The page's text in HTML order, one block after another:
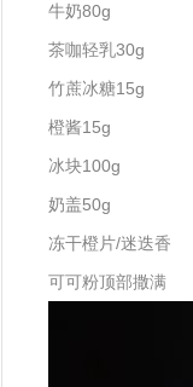
牛奶80g
茶咖轻乳30g
竹蔗冰糖15g
橙酱15g
冰块100g
奶盖50g
冻干橙片/迷迭香
可可粉顶部撒满